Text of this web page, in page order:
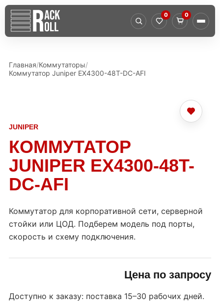
0 0
Главная Коммутаторы
Коммутатор Juniper EX4300-48T-DC-AFI
JUNIPER
КОММУТАТОР
JUNIPER EX4300-48T-
DC-AFI
Коммутатор для корпоративной сети, серверной
стойки или ЦОД. Подберем модель под порты,
скорость и схему подключения.
Цена по запросу
Доступно к заказу: поставка 15–30 рабочих дней.